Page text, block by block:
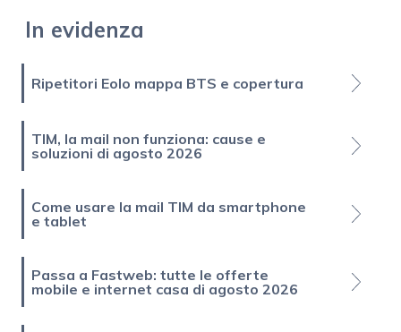
In evidenza
Ripetitori Eolo mappa BTS e copertura
TIM, la mail non funziona: cause e
soluzioni di agosto 2026
Come usare la mail TIM da smartphone
e tablet
Passa a Fastweb: tutte le offerte
mobile e internet casa di agosto 2026